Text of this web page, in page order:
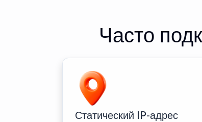
Часто
Статический IP-адрес